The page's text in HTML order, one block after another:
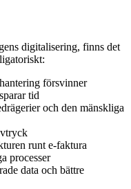
digitalisering, finns det
försvinner
tid
och den mänskliga
runt e-faktura
processer
data och bättre